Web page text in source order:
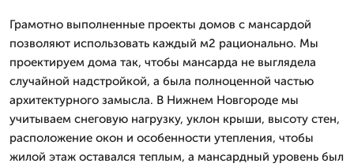
Грамотно выполненные проекты домов с мансардой
позволяют использовать каждый м2 рационально. Мы
проектируем дома так, чтобы мансарда не выглядела
случайной надстройкой, а была полноценной частью
архитектурного замысла. В Нижнем Новгороде мы
учитываем снеговую нагрузку, уклон крыши, высоту стен,
расположение окон и особенности утепления, чтобы
жилой этаж оставался теплым, а мансардный уровень был